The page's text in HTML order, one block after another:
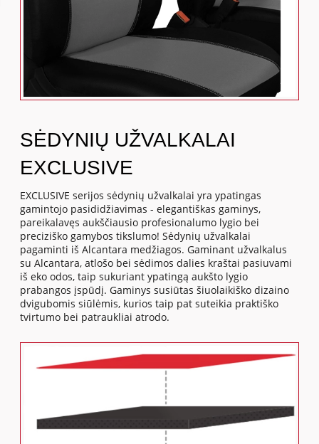
SĖDYNIŲ UŽVALKALAI
EXCLUSIVE
EXCLUSIVE serijos sėdynių užvalkalai yra ypatingas
gamintojo pasididžiavimas - elegantiškas gaminys,
pareikalavęs aukščiausio profesionalumo lygio bei
preciziško gamybos tikslumo! Sėdynių užvalkalai
pagaminti iš Alcantara medžiagos. Gaminant užvalkalus
su Alcantara, atlošo bei sėdimos dalies kraštai pasiuvami
iš eko odos, taip sukuriant ypatingą aukšto lygio
prabangos įspūdį. Gaminys susiūtas šiuolaikiško dizaino
dvigubomis siūlėmis, kurios taip pat suteikia praktiško
tvirtumo bei patraukliai atrodo.